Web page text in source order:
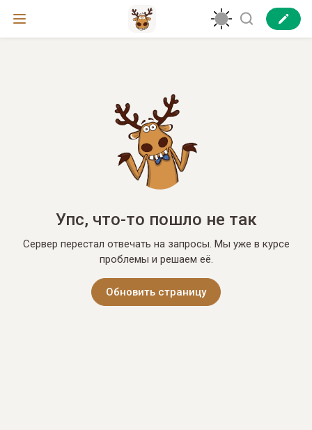
Упс, что-то пошло не так
Сервер перестал отвечать на запросы. Мы уже в курсе
проблемы и решаем её.
Обновить страницу